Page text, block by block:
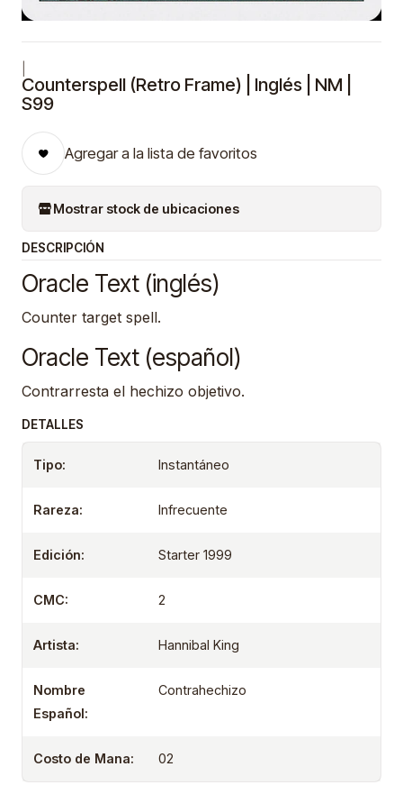
Counterspell (Retro Frame) | Inglés | NM |
S99
Agregar a la lista de favoritos
Mostrar stock de ubicaciones
DESCRIPCIÓN
Oracle Text (inglés)
Counter target spell.
Oracle Text (español)
Contrarresta el hechizo objetivo.
DETALLES
Tipo: Instantáneo
Rareza: Infrecuente
Edición: Starter 1999
CMC: 2
Artista: Hannibal King
Nombre
Español:
Contrahechizo
Costo de Mana: 02